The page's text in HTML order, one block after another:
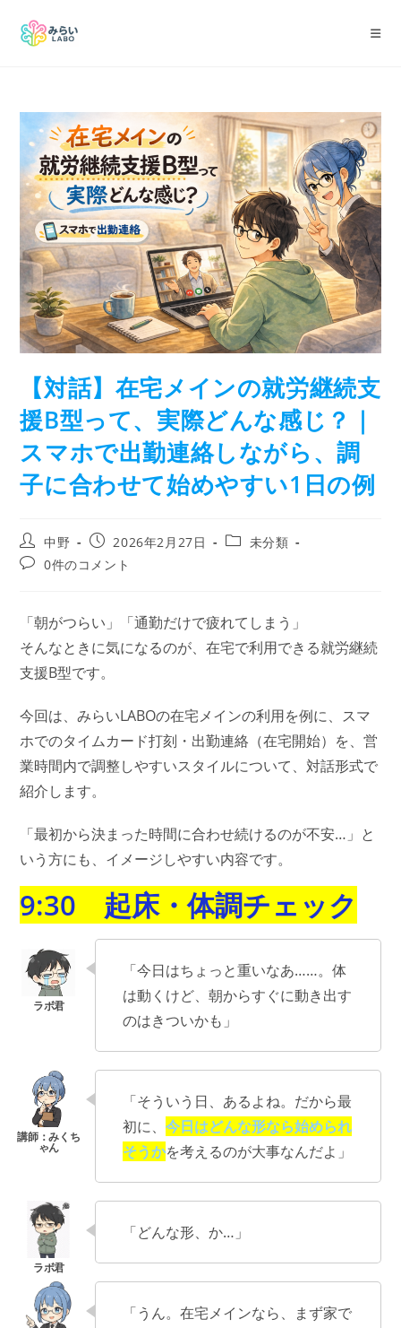
【対話】在宅メインの就労継続支
援B型って、実際どんな感じ？｜
スマホで出勤連絡しながら、調
子に合わせて始めやすい1日の例
中野 2026年2月27日
未分類
0件のコメント
「朝がつらい」「通勤だけで疲れてしまう」
そんなときに気になるのが、在宅で利用できる就労継続
支援B型です。
今回は、みらいLABOの在宅メインの利用を例に、スマ
ホでのタイムカード打刻・出勤連絡（在宅開始）を、営
業時間内で調整しやすいスタイルについて、対話形式で
紹介します。
「最初から決まった時間に合わせ続けるのが不安…」と
いう方にも、イメージしやすい内容です。
9:30 起床・体調チェック
「今日はちょっと重いなあ……。体
は動くけど、朝からすぐに動き出す
のはきついかも」
「そういう日、あるよね。だから最
初に、今日はどんな形なら始められ
そうかを考えるのが大事なんだよ」
「どんな形、か…」
「うん。在宅メインなら、まず家で